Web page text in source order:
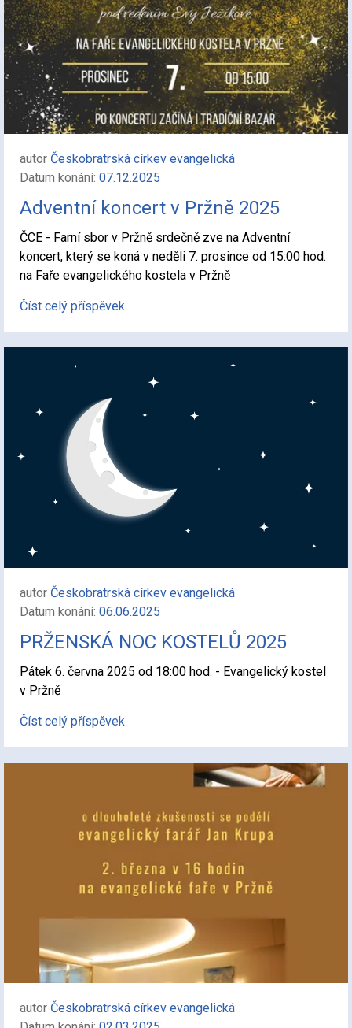
autor Českobratrská církev evangelická
Datum konání: 07.12.2025
Adventní koncert v Pržně 2025
ČCE - Farní sbor v Pržně srdečně zve na Adventní
koncert, který se koná v neděli 7. prosince od 15:00 hod.
na Faře evangelického kostela v Pržně
Číst celý příspěvek
autor Českobratrská církev evangelická
Datum konání: 06.06.2025
PRŽENSKÁ NOC KOSTELŮ 2025
Pátek 6. června 2025 od 18:00 hod. - Evangelický kostel
v Pržně
Číst celý příspěvek
autor Českobratrská církev evangelická